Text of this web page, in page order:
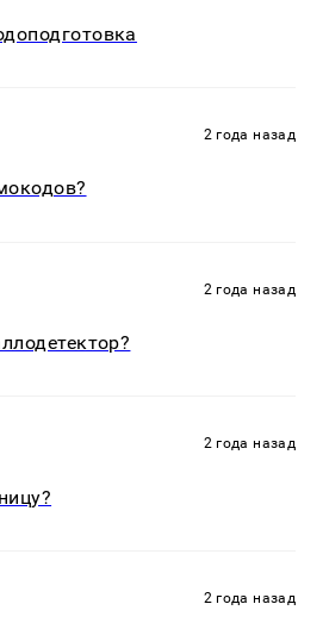
2 года назад
2 года назад
2 года назад
2 года назад